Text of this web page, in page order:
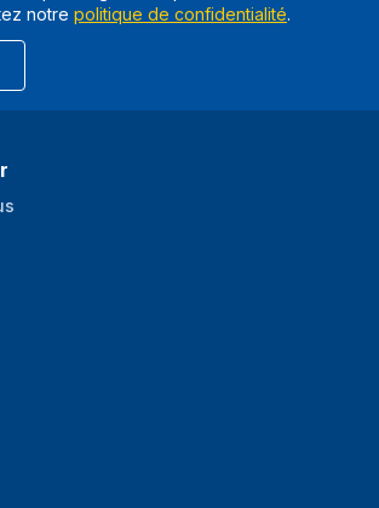
notre politique de confidentialité.